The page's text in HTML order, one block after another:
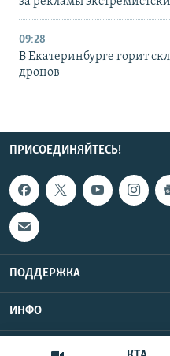
09:28
В Екатеринбурге горит
дронов
ПРИСОЕДИНЯЙТЕСЬ!
ПОДДЕРЖКА
ИНФО
Copyright
UTC+3